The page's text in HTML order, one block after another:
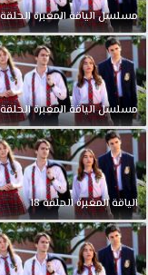
مسلسل الياقة المغبرة الحلقة
مسلسل الياقة المغبرة الحلقة
الياقة المغبرة الحلقة 18